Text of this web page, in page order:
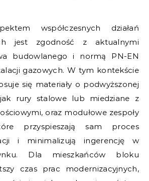
współczesnych działań
jest zgodność z aktualnymi
budowlanego i normą PN-EN
gazowych. W tym kontekście
się materiały o podwyższonej
rury stalowe lub miedziane z
oraz modułowe zespoły
przyspieszają sam proces
i minimalizują ingerencję w
Dla mieszkańców bloku
czas prac modernizacyjnych,